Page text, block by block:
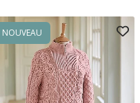
NOUVEAU